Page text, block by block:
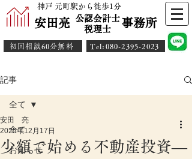
神戸 元町駅から徒歩1分
安田亮 事務所
公認会計士
​税理士
初回相談60分無料 ​Tel:080-2395-2023
記事
全て
お知らせ
全て
少額で始める不動産投資―
安田 亮
2025年12月17日